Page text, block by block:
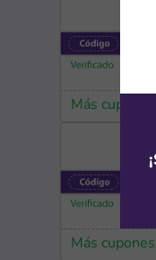
Más cupones
Más